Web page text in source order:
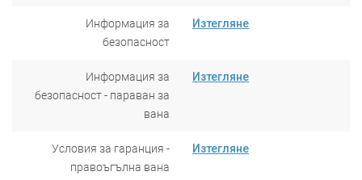
Информация за
безопасност
Изтегляне
Информация за
безопасност - параван за
вана
Изтегляне
Условия за гаранция -
правоъгълна вана
Изтегляне